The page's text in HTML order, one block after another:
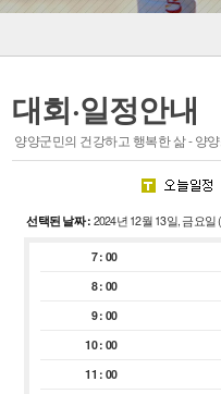
체육시설
회원종목단체
종목단체
클럽등록 및 동호인 등록
대회·일정안내
양양군민의 건강하고 행복한 삶 - 양
선택된 날짜 : 2024년 12월 13일, 금요일
7 : 00
8 : 00
9 : 00
10 : 00
11 : 00